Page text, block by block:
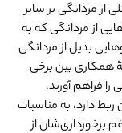
از مردانگی بر سایر
از مردانگی که به
بدیل از مردانگی
همکاری بین برخی
را فراهم آورند.
دارد، به مناسبات
برخورداری‌شان از